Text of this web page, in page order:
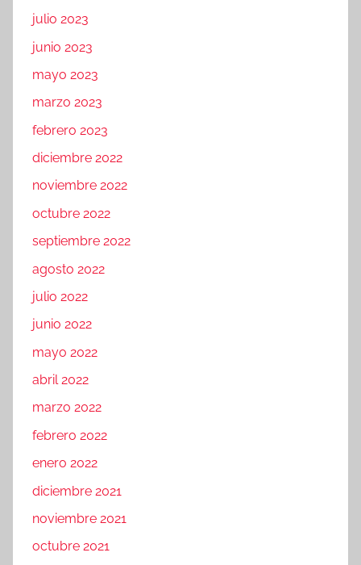
julio 2023
junio 2023
mayo 2023
marzo 2023
febrero 2023
diciembre 2022
noviembre 2022
octubre 2022
septiembre 2022
agosto 2022
julio 2022
junio 2022
mayo 2022
abril 2022
marzo 2022
febrero 2022
enero 2022
diciembre 2021
noviembre 2021
octubre 2021